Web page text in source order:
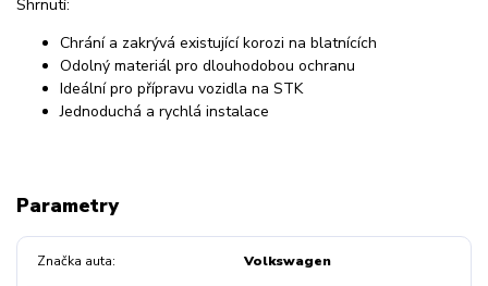
Shrnutí:
Chrání a zakrývá existující korozi na blatnících
Odolný materiál pro dlouhodobou ochranu
Ideální pro přípravu vozidla na STK
Jednoduchá a rychlá instalace
Parametry
Značka auta Volkswagen